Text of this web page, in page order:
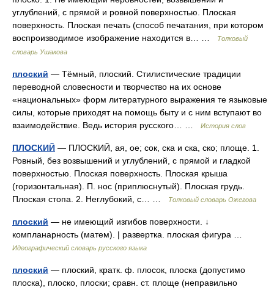
углублений, с прямой и ровной поверхностью. Плоская
поверхность. Плоская печать (способ печатания, при котором
воспроизводимое изображение находится в… …
Толковый
словарь Ушакова
плоский — Тёмный, плоский. Стилистические традиции
переводной словесности и творчество на их основе
«национальных» форм литературного выражения те языковые
силы, которые приходят на помощь быту и с ним вступают во
взаимодействие. Ведь история русского… …
История слов
ПЛОСКИЙ — ПЛОСКИЙ, ая, ое; сок, ска и ска, ско; площе. 1.
Ровный, без возвышений и углублений, с прямой и гладкой
поверхностью. Плоская поверхность. Плоская крыша
(горизонтальная). П. нос (приплюснутый). Плоская грудь.
Плоская стопа. 2. Неглубокий, с… …
Толковый словарь Ожегова
плоский — не имеющий изгибов поверхности. ↓
компланарность (матем). | развертка. плоская фигура …
Идеографический словарь русского языка
плоский — плоский, кратк. ф. плосок, плоска (допустимо
плоска), плоско, плоски; сравн. ст. площе (неправильно